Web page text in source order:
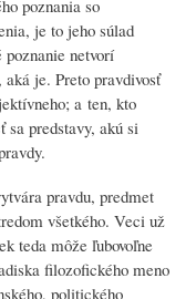
poznania so
je to jeho súlad
poznanie netvorí
aká je. Preto pravdivosť
a ten, kto
sa predstavy, akú si
pravdu, predmet
všetkého. Veci už
teda môže ľubovoľne
filozofického meno
politického